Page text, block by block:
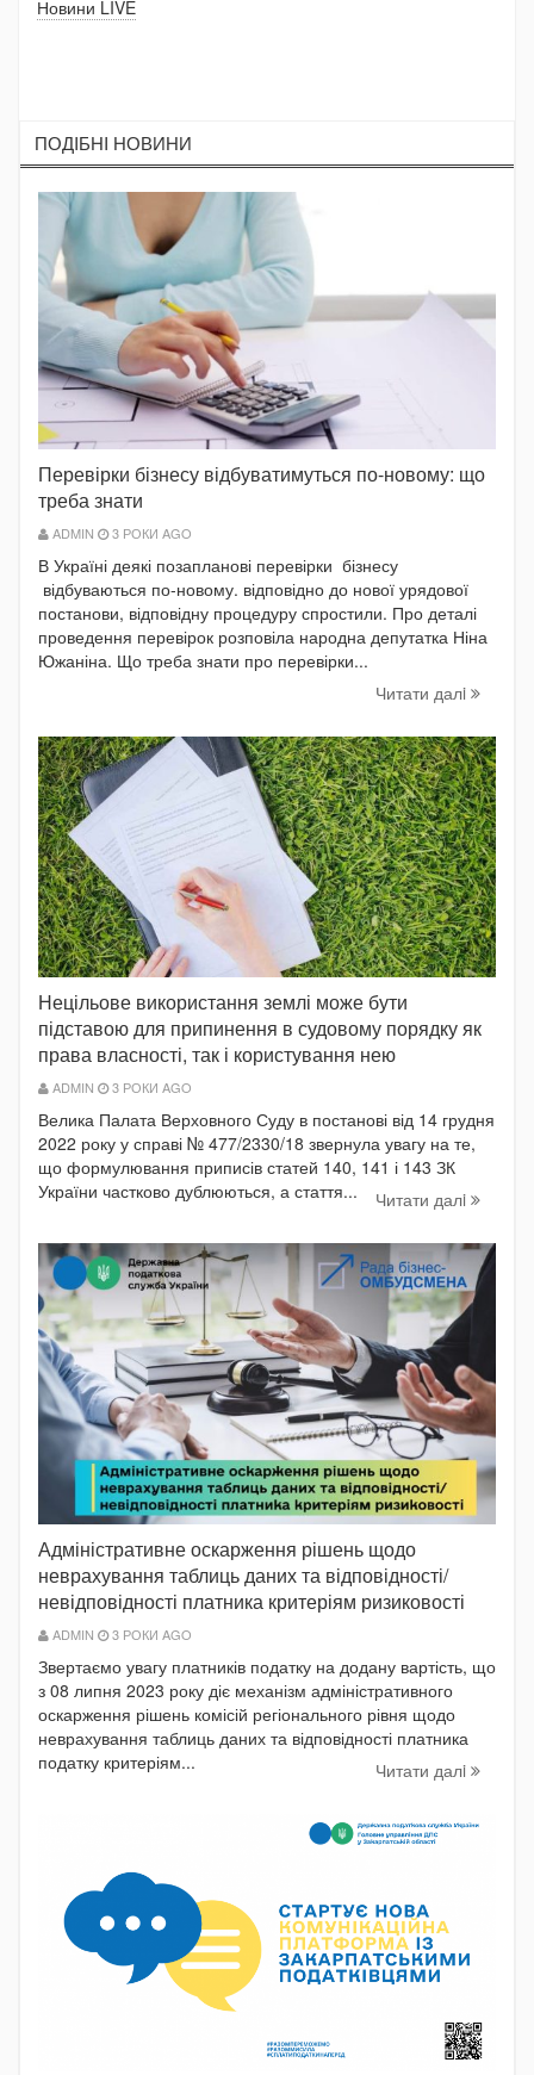
Новини LIVE
ПОДIБНI НОВИНИ
Перевірки бізнесу відбуватимуться по-новому: що
треба знати
ADMIN 3 РОКИ AGO
В Україні деякі позапланові перевірки бізнесу
відбуваються по-новому. відповідно до нової урядової
постанови, відповідну процедуру спростили. Про деталі
проведення перевірок розповіла народна депутатка Ніна
Южаніна. Що треба знати про перевірки...
Читати далi
Нецільове використання землі може бути
підставою для припинення в судовому порядку як
права власності, так і користування нею
ADMIN 3 РОКИ AGO
Велика Палата Верховного Суду в постанові від 14 грудня
2022 року у справі № 477/2330/18 звернула увагу на те,
що формулювання приписів статей 140, 141 і 143 ЗК
України частково дублюються, а стаття...
Читати далi
Адміністративне оскарження рішень щодо
неврахування таблиць даних та відповідності/
невідповідності платника критеріям ризиковості
ADMIN 3 РОКИ AGO
Звертаємо увагу платників податку на додану вартість, що
з 08 липня 2023 року діє механізм адміністративного
оскарження рішень комісій регіонального рівня щодо
неврахування таблиць даних та відповідності платника
податку критеріям...
Читати далi